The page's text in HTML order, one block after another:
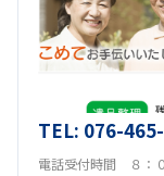
TEL: 076-
電話受付時間 ８：